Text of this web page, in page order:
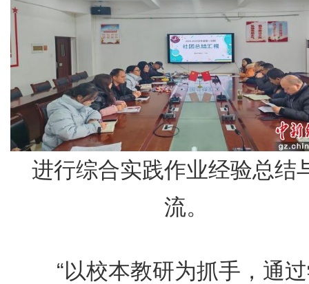
进行综合实践作业经验总结
流。
“以校本教研为抓手，通过